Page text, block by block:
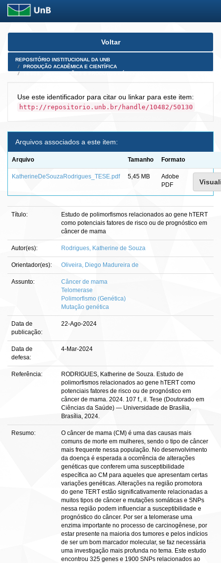
Skip
Voltar
REPOSITÓRIO INSTITUCIONAL DA UNB
PRODUÇÃO ACADÊMICA E CIENTÍFICA
Use este identificador para citar ou linkar para este item:
http://repositorio.unb.br/handle/10482/50130
Arquivos associados a este item:
Arquivo Tamanho Formato
KatherineDeSouzaRodrigues_TESE.pdf 5,45 MB
Adobe
PDF
Título:
Estudo de polimorfismos relacionados ao gene hTERT
como potenciais fatores de risco ou de prognóstico em
câncer de mama
Autor(es): Rodrigues, Katherine de Souza
Orientador(es): Oliveira, Diego Madureira de
Assunto:
Câncer de mama
Telomerase
Polimorfismo (Genética)
Mutação genética
Data de
publicação:
22-Ago-2024
Data de
defesa:
4-Mar-2024
Referência:
RODRIGUES, Katherine de Souza. Estudo de
polimorfismos relacionados ao gene hTERT como
potenciais fatores de risco ou de prognóstico em
câncer de mama. 2024. 107 f., il. Tese (Doutorado em
Ciências da Saúde) — Universidade de Brasília,
Brasília, 2024.
Resumo:
O câncer de mama (CM) é uma das causas mais
comuns de morte em mulheres, sendo o tipo de câncer
mais frequente nessa população. No desenvolvimento
da doença é esperada a ocorrência de alterações
genéticas que conferem uma susceptibilidade
específica ao CM para aqueles que apresentam certas
variações genéticas. Alterações na região promotora
do gene TERT estão significativamente relacionadas a
muitos tipos de câncer e mutações somáticas e SNPs
nessa região podem influenciar a susceptibilidade e
prognóstico do câncer. Por ser a telomerase uma
enzima importante no processo de carcinogênese, por
estar presente na maioria dos tumores e pelos indícios
de ser um bom marcador molecular, se faz necessária
uma investigação mais profunda no tema. Este estudo
encontrou 325 genes e 1900 SNPs relacionados ao